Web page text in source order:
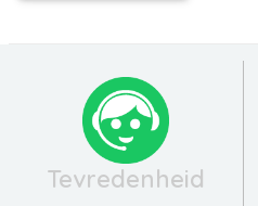
Tevredenheid